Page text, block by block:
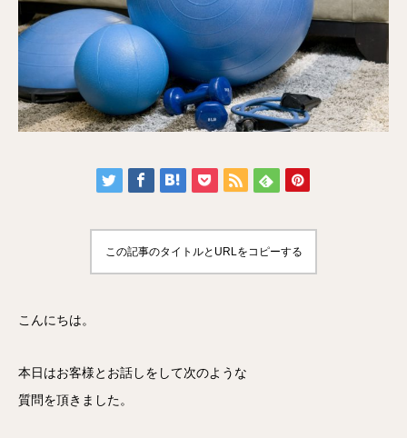
この記事のタイトルとURLをコピーする
こんにちは。
本日はお客様とお話しをして次のような
質問を頂きました。